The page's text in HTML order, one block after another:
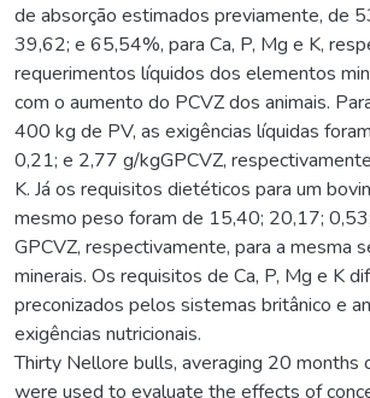
de absorção estimados previamente, de
39,62; e 65,54%, para Ca, P, Mg e K,
requerimentos líquidos dos elementos
com o aumento do PCVZ dos animais.
400 kg de PV, as exigências líquidas
0,21; e 2,77 g/kgGPCVZ,
K. Já os requisitos dietéticos para um
mesmo peso foram de 15,40; 20,17;
GPCVZ, respectivamente, para a mesma
minerais. Os requisitos de Ca, P, Mg e K
preconizados pelos sistemas britânico e
exigências nutricionais.
Thirty Nellore bulls, averaging 20 months
were used to evaluate the effects of